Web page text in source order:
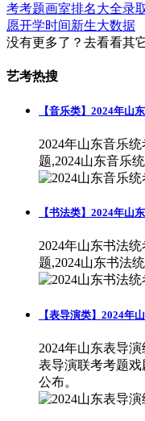
考考题画室排名大全录
愿开学时间新生大数据
没有更多了？去看看其
艺考热搜
【音乐类】2024年山
2024年山东音乐
题,2024山东音乐
【书法类】2024年山
2024年山东书法
题,2024山东书法
【表导演类】2024年
2024年山东表导
表导演联考考题戏
公布。